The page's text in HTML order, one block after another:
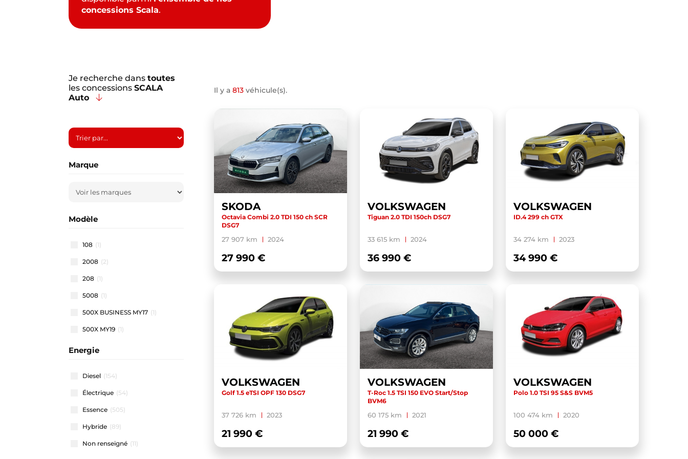
concessions Scala.
Je recherche danstoutes
les concessionsSCALA
Auto
Marque
Modèle
108 (1)
2008 (2)
208 (1)
5008 (1)
500X BUSINESS MY17 (1)
500X MY19 (1)
500X MY22
911 CARRERA COUPE
A1 ALLSTREET
A1 SPORTBACK
A3 ALLSTREET
A3 BERLINE (1)
Energie
Diesel (154)
Électrique (54)
Essence (505)
Hybride (89)
Non renseigné (11)
Il y a 813véhicule(s).
SKODA
Octavia Combi 2.0 TDI 150 ch SCR
DSG7
27 907 km 2024
27 990 €
VOLKSWAGEN
Tiguan 2.0 TDI 150ch DSG7
33 615 km 2024
36 990 €
VOLKSWAGEN
ID.4 299 ch GTX
34 274 km 2023
34 990 €
VOLKSWAGEN
Golf 1.5 eTSI OPF 130 DSG7
37 726 km 2023
21 990 €
VOLKSWAGEN
T-Roc 1.5 TSI 150 EVO Start/Stop
BVM6
60 175 km 2021
21 990 €
VOLKSWAGEN
Polo 1.0 TSI 95 S&S BVM5
100 474 km 2020
50 000 €